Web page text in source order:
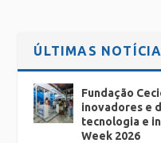
ÚLTIMAS
Fundação
inovadores e
tecnologia e
Week 2026